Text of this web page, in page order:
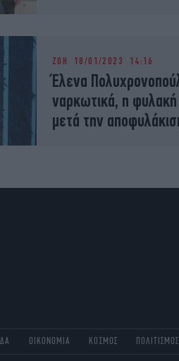
ΖΩΗ 18/01/2023 14:16
Έλενα
ναρκωτικά, η
μετά την
ΟΙΚΟΝΟΜΙΑ ΚΟΣΜΟΣ ΠΟΛΙΤΙΣΜΟΣ